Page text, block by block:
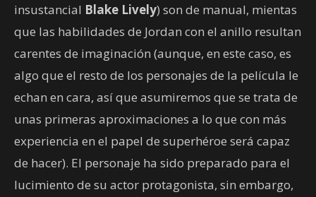
insustancial Blake Lively) son de manual, mientas
que las habilidades de Jordan con el anillo resultan
carentes de imaginación (aunque, en este caso, es
algo que el resto de los personajes de la película le
echan en cara, así que asumiremos que se trata de
unas primeras aproximaciones a lo que con más
experiencia en el papel de superhéroe será capaz
de hacer). El personaje ha sido preparado para el
lucimiento de su actor protagonista, sin embargo,